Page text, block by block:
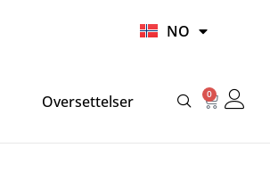
NO
HI
Oversettelser 0